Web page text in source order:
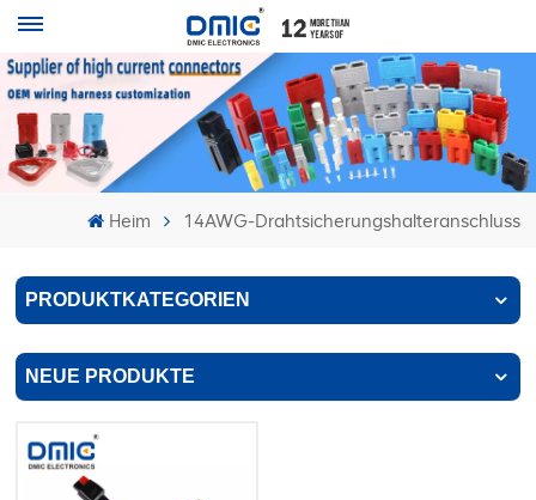
Heim 14AWG-Drahtsicherungshalteranschluss
PRODUKTKATEGORIEN
NEUE PRODUKTE